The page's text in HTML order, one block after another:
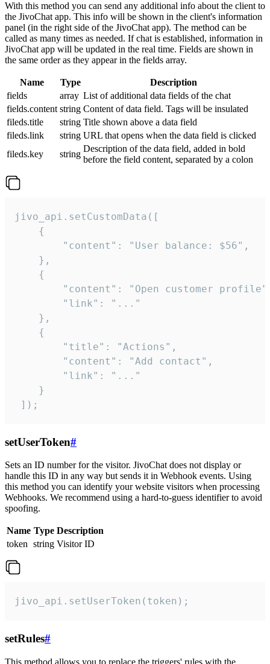
With this method you can send any additional info about the client to
the JivoChat app. This info will be shown in the client's information
panel (in the right side of the JivoChat app). The method can be
called as many times as needed. If chat is established, information in
JivoChat app will be updated in the real time. Fields are shown in
the same order as they appear in the fields array.
Name Type
Description
fields
array List of additional data fields of the chat
fields.content string Content of data field. Tags will be insulated
fileds.title
string Title shown above a data field
fileds.link
string URL that opens when the data field is clicked
fileds.key
string
Description of the data field, added in bold
before the field content, separated by a colon
jivo_api.setCustomData([
    {
        "content": "User balance: $56",
    },
    {
"content": "Open customer
        "link": "..."
    },
    {
        "title": "Actions",
        "content": "Add contact",
        "link": "..."
    }
]);
setUserToken#
Sets an ID number for the visitor. JivoChat does not display or
handle this ID in any way but sends it in Webhook events. Using
this method you can identify your website visitors when processing
Webhooks. We recommend using a hard-to-guess identifier to avoid
spoofing.
Name Type Description
token string Visitor ID
jivo_api.setUserToken(token);
setRules#
This method allows you to replace the triggers' rules with the